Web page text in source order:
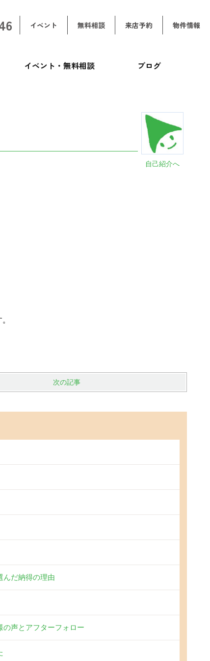
イベント 無料相談 来店予約 物件情報
イベント・無料相談 ブログ
自己紹介へ
次の記事
んだ納得の理由
の声とアフターフォロー